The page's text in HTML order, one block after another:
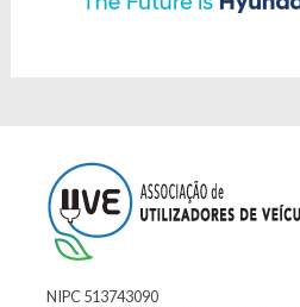
NIPC 513743090